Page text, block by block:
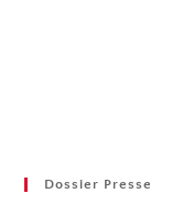
Dossier Presse